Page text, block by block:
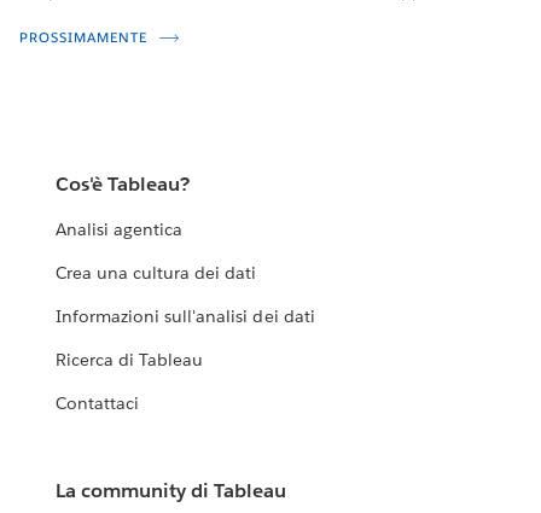
PROSSIMAMENTE
Cos'è Tableau?
Analisi agentica
Crea una cultura dei dati
Informazioni sull'analisi dei dati
Ricerca di Tableau
Contattaci
La community di Tableau